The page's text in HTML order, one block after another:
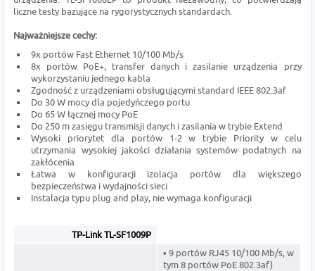
liczne testy bazujące na rygorystycznych standardach.
Najważniejsze cechy:
9x portów Fast Ethernet 10/100 Mb/s
8x portów PoE+, transfer danych i zasilanie urządzenia przy
wykorzystaniu jednego kabla
Zgodność z urządzeniami obsługującymi standard IEEE 802.3af
Do 30 W mocy dla pojedyńczego portu
Do 65 W łącznej mocy PoE
Do 250 m zasięgu transmisji danych i zasilania w trybie Extend
Wysoki priorytet dla portów 1-2 w trybie Priority w celu
utrzymania wysokiej jakości działania systemów podatnych na
zakłócenia
Łatwa w konfiguracji izolacja portów dla większego
bezpieczeństwa i wydajności sieci
Instalacja typu plug and play, nie wymaga konfiguracji
TP-Link TL-SF1009P
• 9 portów RJ45 10/100 Mb/s, w
tym 8 portów PoE 802.3af)